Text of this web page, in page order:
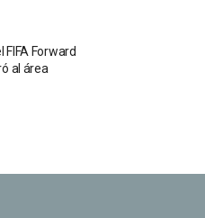
Forward
al área